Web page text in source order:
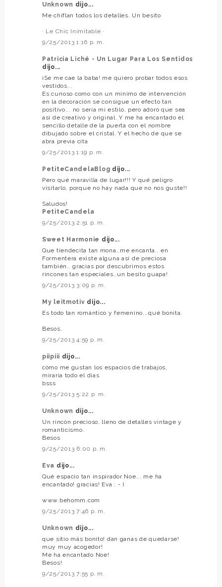
Unknown dijo...
Me chiflan todos los detalles. Un besito
· Le Chic Inimitable ·
9/25/2013 1:16 p. m.
Patricia Liché - Un Lugar Para Los Sentidos
dijo...
¡Se me cae la baba! me quiero probar todos esos
vestidos...
Es curioso como con un mínimo de intervención
en la decoración se consigue un efecto tan
positivo... no sería mi estilo, pero adoro que sea
así de creativo y original. Y me ha encantado el
sencillo detalle de la puerta con el nombre
dibujado sobre el cristal. Y el hecho de que se
abra previa cita
9/25/2013 1:19 p. m.
PetiteCandelaBlog dijo...
Pero qué maravilla de lugar!!! Y qué peligro
visitarlo, porque no hay nada que no nos guste!!
Saludos!
PetiteCandela
9/25/2013 2:51 p. m.
Sweet Harmonie dijo...
Que tiendecita tan mona..me encanta.. en
Formentera existe alguna así de preciosa
también.. gracias por descubrirnos estos
rincones tan especiales..un besito guapa!
9/25/2013 3:09 p. m.
My leitmotiv dijo...
Es todo tan romántico y femenino...qué bonita.
Besos.
9/25/2013 4:59 p. m.
piipiii dijo...
cómo me gustan los espacios de trabajos,
miraria todo el dias
bsss
9/25/2013 5:22 p. m.
Unknown dijo...
Un rincón precioso, lleno de detalles vintage y
romanticismo.
Besos
9/25/2013 6:00 p. m.
Eva dijo...
Qué espacio tan inspirador Noe... me ha
encantado! gracias! Eva : - )
www.behomm.com
9/25/2013 7:46 p. m.
Unknown dijo...
que sitio más bonito! dan ganas de quedarse!
muy muy acogedor!
Me ha encantado Noe!
Besos!
9/25/2013 7:55 p. m.